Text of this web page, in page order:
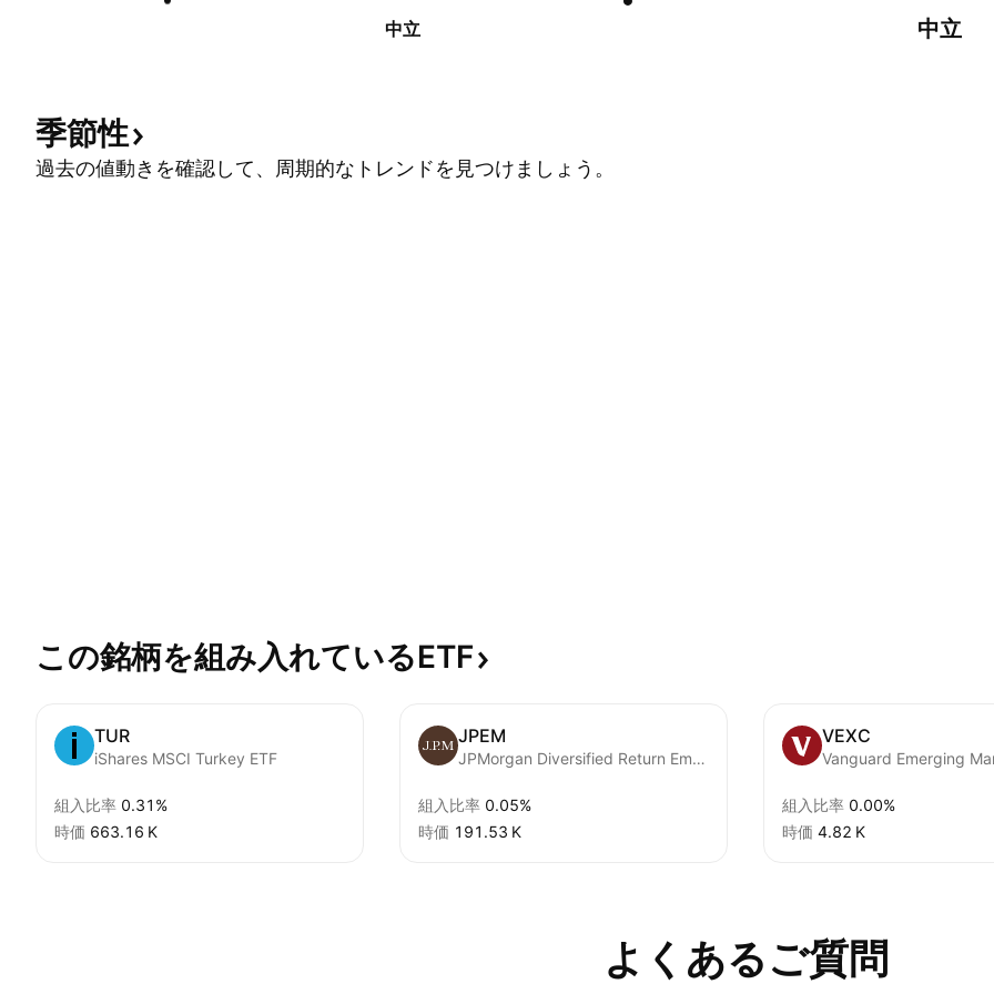
中立 中立
季節性
過去の値動きを確認して、周期的なトレンドを見つけましょう。
この銘柄を組み入れているETF
TUR
iShares MSCI Turkey ETF
組入比率 0.31%
時価 ‪663.16 K‬
JPEM
JPMorgan Diversified Return Emerging Markets Equity ETF
組入比率 0.05%
時価 ‪191.53 K‬
VEXC
組入比率 0.00%
時価 ‪4.82 K‬
よくあるご質問